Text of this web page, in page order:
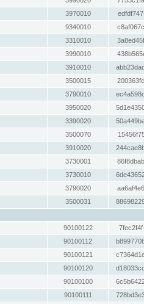
3970010
9340010
3310010
3990010
3910010
3500015
3790010
3950020
3390020
3500070
3910020
3730001
3730010
3790020
3500031
90100122
90100112
90100121
90100120
90100100
90100111